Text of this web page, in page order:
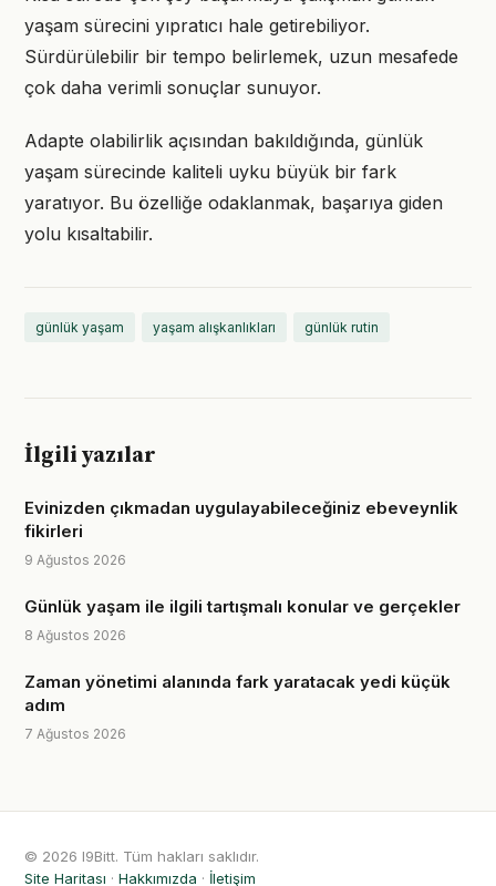
yaşam sürecini yıpratıcı hale getirebiliyor.
Sürdürülebilir bir tempo belirlemek, uzun mesafede
çok daha verimli sonuçlar sunuyor.
Adapte olabilirlik açısından bakıldığında, günlük
yaşam sürecinde kaliteli uyku büyük bir fark
yaratıyor. Bu özelliğe odaklanmak, başarıya giden
yolu kısaltabilir.
günlük yaşam yaşam alışkanlıkları günlük rutin
İlgili yazılar
Evinizden çıkmadan uygulayabileceğiniz ebeveynlik
fikirleri
9 Ağustos 2026
Günlük yaşam ile ilgili tartışmalı konular ve gerçekler
8 Ağustos 2026
Zaman yönetimi alanında fark yaratacak yedi küçük
adım
7 Ağustos 2026
© 2026 I9Bitt. Tüm hakları saklıdır.
Site Haritası · Hakkımızda · İletişim